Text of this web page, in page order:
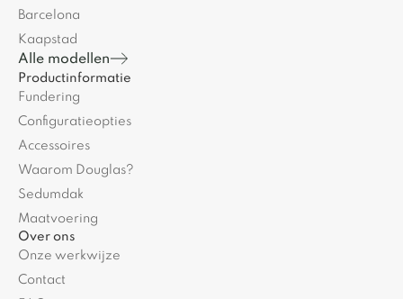
Barcelona
Kaapstad
Alle modellen
Productinformatie
Fundering
Configuratieopties
Accessoires
Waarom Douglas?
Sedumdak
Maatvoering
Over ons
Onze werkwijze
Contact